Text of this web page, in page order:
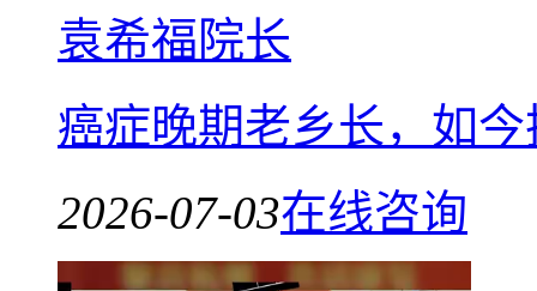
袁希福院长
癌症晚期老乡长，如
2026-07-03在线咨询